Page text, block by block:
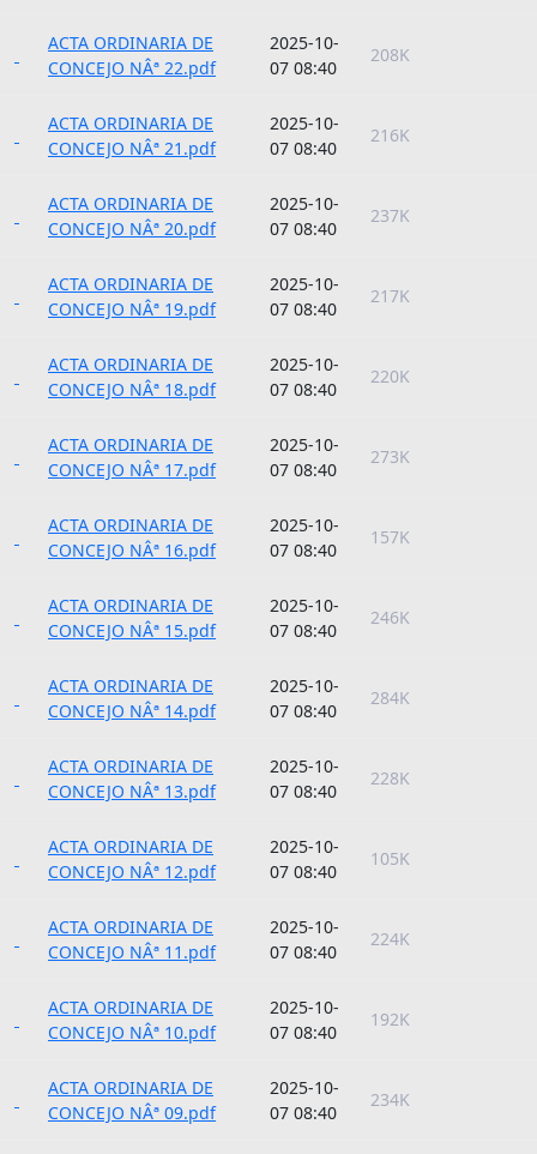
ACTA ORDINARIA DE
CONCEJO NÂª 22.pdf
2025-10-
07 08:40
208K
ACTA ORDINARIA DE
CONCEJO NÂª 21.pdf
2025-10-
07 08:40
216K
ACTA ORDINARIA DE
CONCEJO NÂª 20.pdf
2025-10-
07 08:40
237K
ACTA ORDINARIA DE
CONCEJO NÂª 19.pdf
2025-10-
07 08:40
217K
ACTA ORDINARIA DE
CONCEJO NÂª 18.pdf
2025-10-
07 08:40
220K
ACTA ORDINARIA DE
CONCEJO NÂª 17.pdf
2025-10-
07 08:40
273K
ACTA ORDINARIA DE
CONCEJO NÂª 16.pdf
2025-10-
07 08:40
157K
ACTA ORDINARIA DE
CONCEJO NÂª 15.pdf
2025-10-
07 08:40
246K
ACTA ORDINARIA DE
CONCEJO NÂª 14.pdf
2025-10-
07 08:40
284K
ACTA ORDINARIA DE
CONCEJO NÂª 13.pdf
2025-10-
07 08:40
228K
ACTA ORDINARIA DE
CONCEJO NÂª 12.pdf
2025-10-
07 08:40
105K
ACTA ORDINARIA DE
CONCEJO NÂª 11.pdf
2025-10-
07 08:40
224K
ACTA ORDINARIA DE
CONCEJO NÂª 10.pdf
2025-10-
07 08:40
192K
ACTA ORDINARIA DE
CONCEJO NÂª 09.pdf
2025-10-
07 08:40
234K